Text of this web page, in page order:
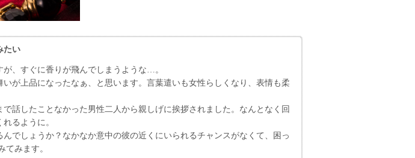
たい
、すぐに香りが飛んでしまうような…。
いが上品になったなぁ、と思います。言葉遣いも女性らしくなり、表情も柔
話したことなかった男性二人から親しげに挨拶されました。なんとなく回
るように。
でしょうか？なかなか意中の彼の近くにいられるチャンスがなくて、困っ
てみます。